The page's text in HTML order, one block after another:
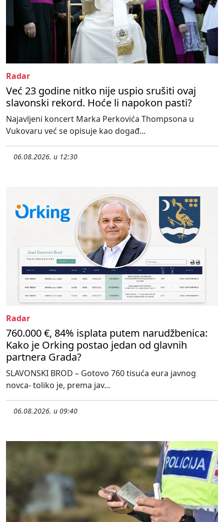
Radar
Već 23 godine nitko nije uspio srušiti ovaj
slavonski rekord. Hoće li napokon pasti?
Najavljeni koncert Marka Perkovića Thompsona u
Vukovaru već se opisuje kao događ...
06.08.2026. u 12:30
Radar
760.000 €, 84% isplata putem narudžbenica:
Kako je Orking postao jedan od glavnih
partnera Grada?
SLAVONSKI BROD – Gotovo 760 tisuća eura javnog
novca- toliko je, prema jav...
06.08.2026. u 09:40